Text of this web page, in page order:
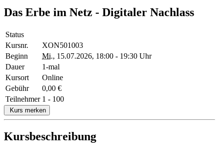
Das Erbe im Netz - Digitaler Nachlass
Status
Kursnr.
XON501003
Beginn
Mi., 15.07.2026, 18:00 - 19:30 Uhr
Dauer
1-mal
Kursort
Online
Gebühr
0,00 €
Teilnehmer 1 - 100
Kurs merken
Kursbeschreibung